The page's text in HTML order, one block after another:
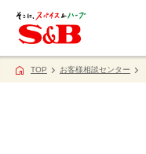
TOP お客様相談センター